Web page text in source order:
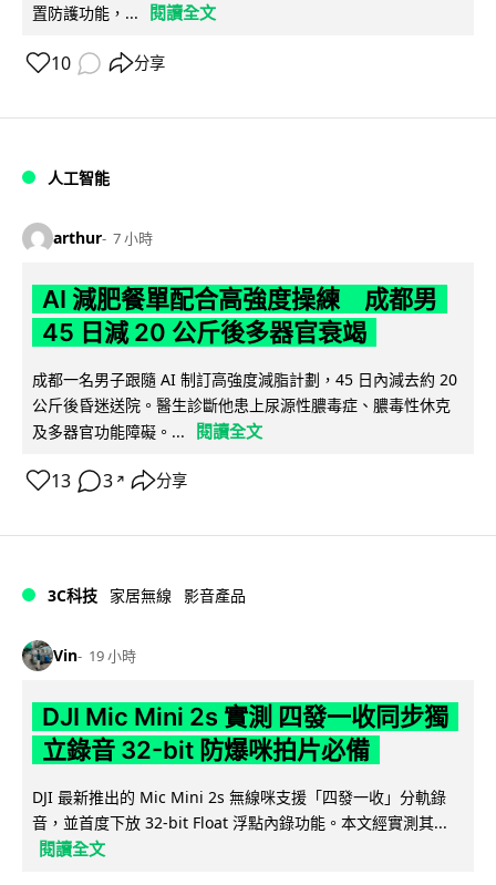
置防護功能，...
閱讀全文
10 分享
人工智能
arthur 7 小時
AI 減肥餐單配合高強度操練 成都男
45 日減 20 公斤後多器官衰竭
成都一名男子跟隨 AI 制訂高強度減脂計劃，45 日內減去約 20
公斤後昏迷送院。醫生診斷他患上尿源性膿毒症、膿毒性休克
及多器官功能障礙。...
閱讀全文
13 3 ↗ 分享
3C科技 家居無線 影音產品
Vin 19 小時
DJI Mic Mini 2s 實測 四發一收同步獨
立錄音 32-bit 防爆咪拍片必備
DJI 最新推出的 Mic Mini 2s 無線咪支援「四發一收」分軌錄
音，並首度下放 32-bit Float 浮點內錄功能。本文經實測其...
閱讀全文